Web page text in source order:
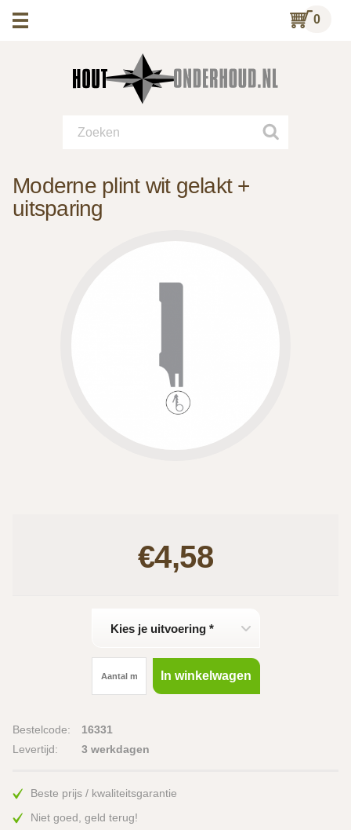
Moderne plint wit gelakt +
uitsparing
€4,58
Kies je uitvoering *
In winkelwagen
Bestelcode:
16331
Levertijd:
3 werkdagen
Beste prijs / kwaliteitsgarantie
Niet goed, geld terug!
0